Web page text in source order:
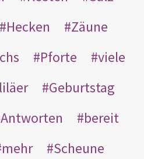
Hecken
Zäune
Pforte
viele
Geburtstag
Antworten
bereit
mehr Scheune